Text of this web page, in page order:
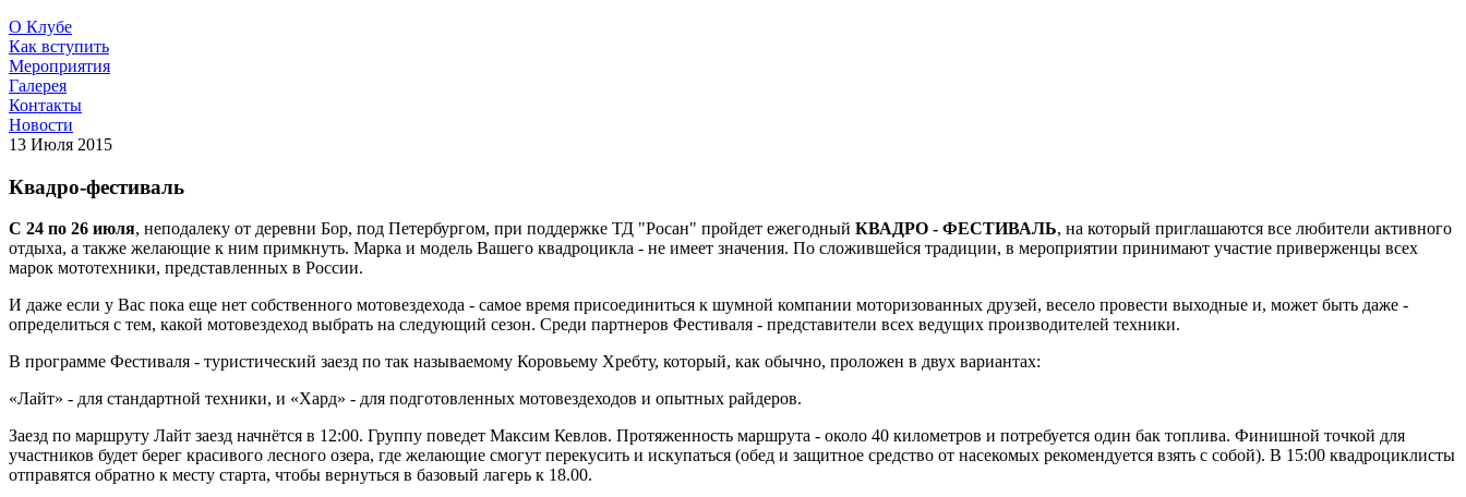
О Клубе
Как вступить
Мероприятия
Галерея
Контакты
Новости
13 Июля 2015
Квадро-фестиваль
С 24 по 26 июля, неподалеку от деревни Бор, под Петербургом, при поддержке ТД "Росан" пройдет ежегодный КВАДРО - ФЕСТИВАЛЬ, на который приглашаются все любители активного
отдыха, а также желающие к ним примкнуть. Марка и модель Вашего квадроцикла - не имеет значения. По сложившейся традиции, в мероприятии принимают участие приверженцы всех
марок мототехники, представленных в России.
И даже если у Вас пока еще нет собственного мотовездехода - самое время присоединиться к шумной компании моторизованных друзей, весело провести выходные и, может быть даже -
определиться с тем, какой мотовездеход выбрать на следующий сезон. Среди партнеров Фестиваля - представители всех ведущих производителей техники.
В программе Фестиваля - туристический заезд по так называемому Коровьему Хребту, который, как обычно, проложен в двух вариантах:
«Лайт» - для стандартной техники, и «Хард» - для подготовленных мотовездеходов и опытных райдеров.
Заезд по маршруту Лайт заезд начнётся в 12:00. Группу поведет Максим Кевлов. Протяженность маршрута - около 40 километров и потребуется один бак топлива. Финишной точкой для
участников будет берег красивого лесного озера, где желающие смогут перекусить и искупаться (обед и защитное средство от насекомых рекомендуется взять с собой). В 15:00 квадроциклисты
отправятся обратно к месту старта, чтобы вернуться в базовый лагерь к 18.00.